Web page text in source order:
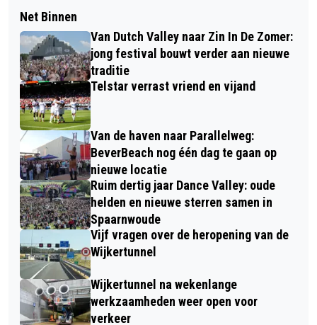
Net Binnen
Van Dutch Valley naar Zin In De Zomer:
jong festival bouwt verder aan nieuwe
traditie
Telstar verrast vriend en vijand
Van de haven naar Parallelweg:
BeverBeach nog één dag te gaan op
nieuwe locatie
Ruim dertig jaar Dance Valley: oude
helden en nieuwe sterren samen in
Spaarnwoude
Vijf vragen over de heropening van de
Wijkertunnel
Wijkertunnel na wekenlange
werkzaamheden weer open voor
verkeer